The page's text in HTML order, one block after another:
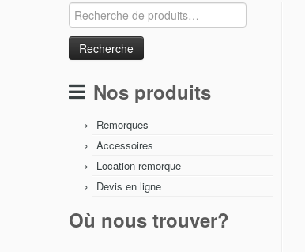
Recherche
pour :
Nos produits
Remorques
Accessoires
Location remorque
Devis en ligne
Où nous trouver?